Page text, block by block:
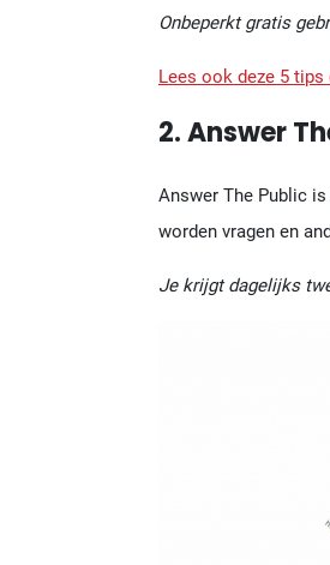
Onbeperkt gratis
Lees ook deze 5 tips
2. Answer
Answer The Public
worden vragen en
Je krijgt dagelijks